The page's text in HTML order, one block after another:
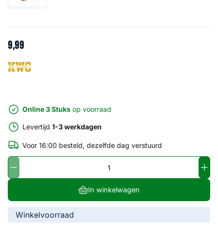
9,99
Online 3 Stuks op voorraad
Levertijd 1-3 werkdagen
Voor 16:00 besteld, dezelfde dag verstuurd
In winkelwagen
Winkelvoorraad